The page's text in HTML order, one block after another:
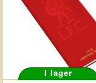
I lager